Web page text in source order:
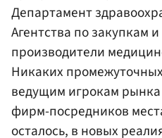
Департамент
Агентства по закупкам
производители
Никаких
ведущим игрокам
фирм-посредников
осталось, в новых